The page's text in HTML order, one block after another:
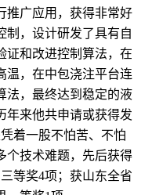
推广应用，获得非常好
制，设计研发了具有自
证和改进控制算法，在
温，在中包浇注平台连
法，最终达到稳定的液
年来他共申请或获得发
着一股不怕苦、不怕
个技术难题，先后获得
等奖4项；获山东全省